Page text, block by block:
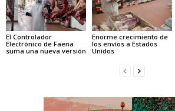
El Controlador
Electrónico de Faena
suma una nueva versión
Enorme crecimiento de
los envíos a Estados
Unidos